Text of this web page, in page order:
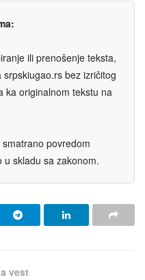
ili prenošenje teksta,
bez izričitog
ka originalnom tekstu na
povredom
skladu sa zakonom.
vest